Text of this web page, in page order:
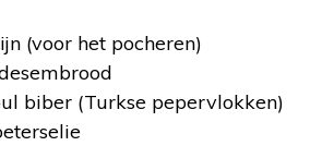
(voor het pocheren)
biber (Turkse pepervlokken)